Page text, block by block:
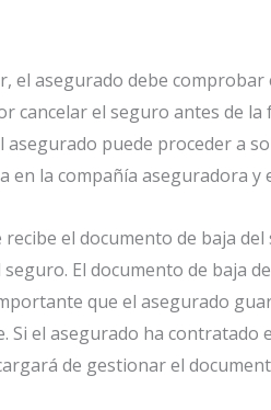
el asegurado debe
cancelar el seguro antes de
asegurado puede proceder a
en la compañía aseguradora
recibe el documento de baja
seguro. El documento de baja
que el asegurado
Si el asegurado ha
de gestionar el